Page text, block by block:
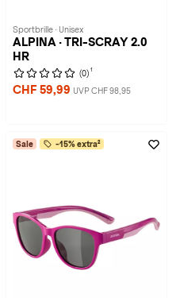
Sportbrille · Unisex
ALPINA · TRI-SCRAY 2.0
HR
(0) 1
CHF 59,99 UVP CHF 98,95
Sale -15% extra²